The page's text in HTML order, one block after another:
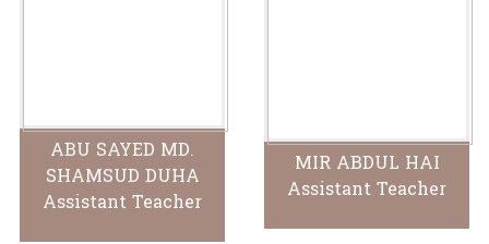
ABU SAYED MD.
SHAMSUD DUHA
Assistant Teacher
MIR ABDUL HAI
Assistant Teacher